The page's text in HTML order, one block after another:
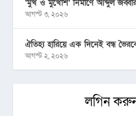
‘মুখ ও মুখোশ’ নির্মাণে আব্দুল
আগস্ট ৩, ২০২৬
ঐতিহ্য হারিয়ে এক দিনেই বন্ধ
আগস্ট ২, ২০২৬
লগিন